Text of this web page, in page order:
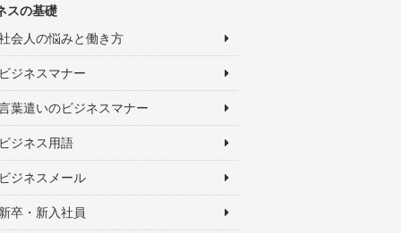
スの基礎
会人の悩みと働き方
ジネスマナー
葉遣いのビジネスマナー
ジネス用語
ジネスメール
卒・新入社員